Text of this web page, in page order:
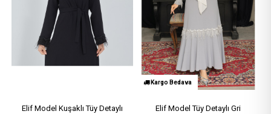
Elif Model Kuşaklı Tüy Detaylı
Kargo Bedava
Elif Model Tüy Detaylı Gri